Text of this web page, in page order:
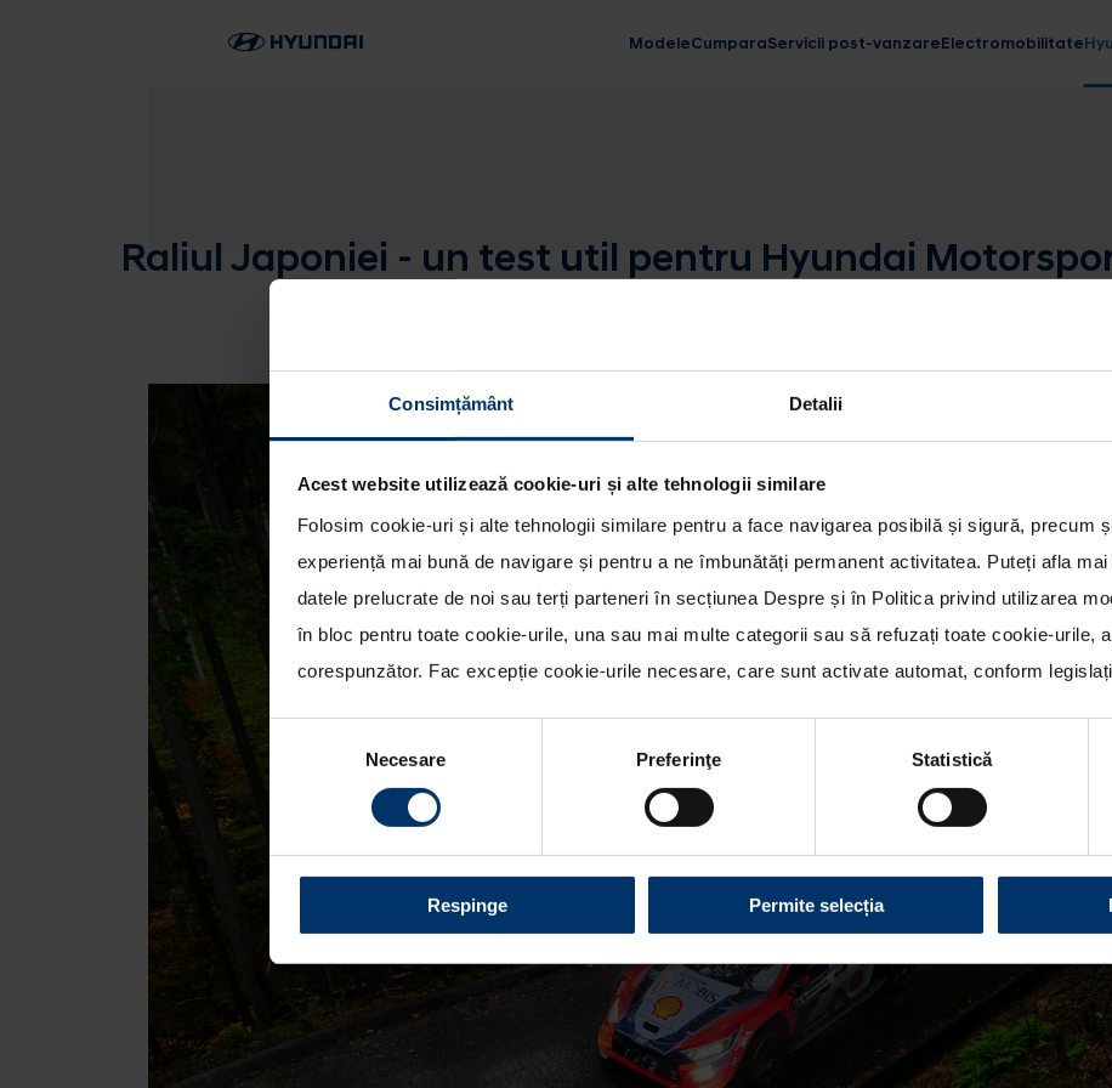
Consimțământ Detalii
Acest website utilizează cookie-uri și alte tehnologii similare
Folosim cookie-uri și alte tehnologii similare pentru a face navigarea posibilă și sigură, precum
experiență mai bună de navigare și pentru a ne îmbunătăți permanent activitatea. Puteți afla
datele prelucrate de noi sau terți parteneri în secțiunea Despre și în Politica privind utilizarea
în bloc pentru toate cookie-urile, una sau mai multe categorii sau să refuzați toate cookie-urile,
corespunzător. Fac excepție cookie-urile necesare, care sunt activate automat, conform
consimțământului
Necesare Preferinţe Statistică
Respinge Permite selecția
Raliul Japoniei - un test util pentru Hyundai
ModeleCumparaServicii post-vanzareElectromobilitate